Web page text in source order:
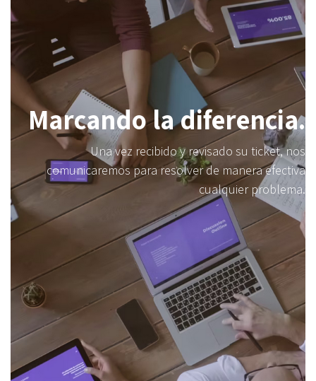
Marcando la diferencia.
Una vez recibido y revisado su ticket, nos
comunicaremos para resolver de manera efectiva
cualquier problema.